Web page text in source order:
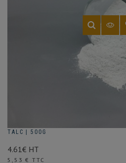
TALC | 500G
4.61€ HT
Prix
5,53 € TTC